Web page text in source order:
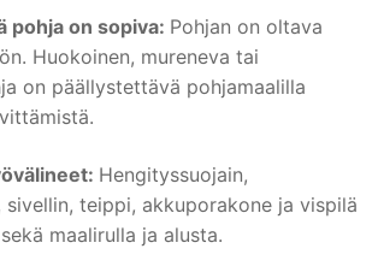
pohja on sopiva: Pohjan on oltava
Huokoinen, mureneva tai
on päällystettävä pohjamaalilla
Hengityssuojain,
sivellin, teippi, akkuporakone ja vispilä
maalirulla ja alusta.